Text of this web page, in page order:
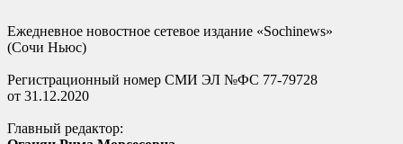
Ежедневное новостное сетевое издание «Sochinews»
(Сочи Ньюс)
Регистрационный номер СМИ ЭЛ №ФС 77-79728
от 31.12.2020
Главный редактор: